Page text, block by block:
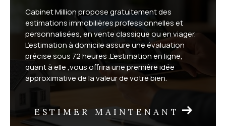
Cabinet Million propose gratuitement des
estimations immobilières professionnelles et
personnalisées, en vente classique ou en viager.
L’estimation à domicile assure une évaluation
précise sous 72 heures .L’estimation en ligne,
quant à elle ,vous offrira une première idée
approximative de la valeur de votre bien.
ESTIMER MAINTENANT